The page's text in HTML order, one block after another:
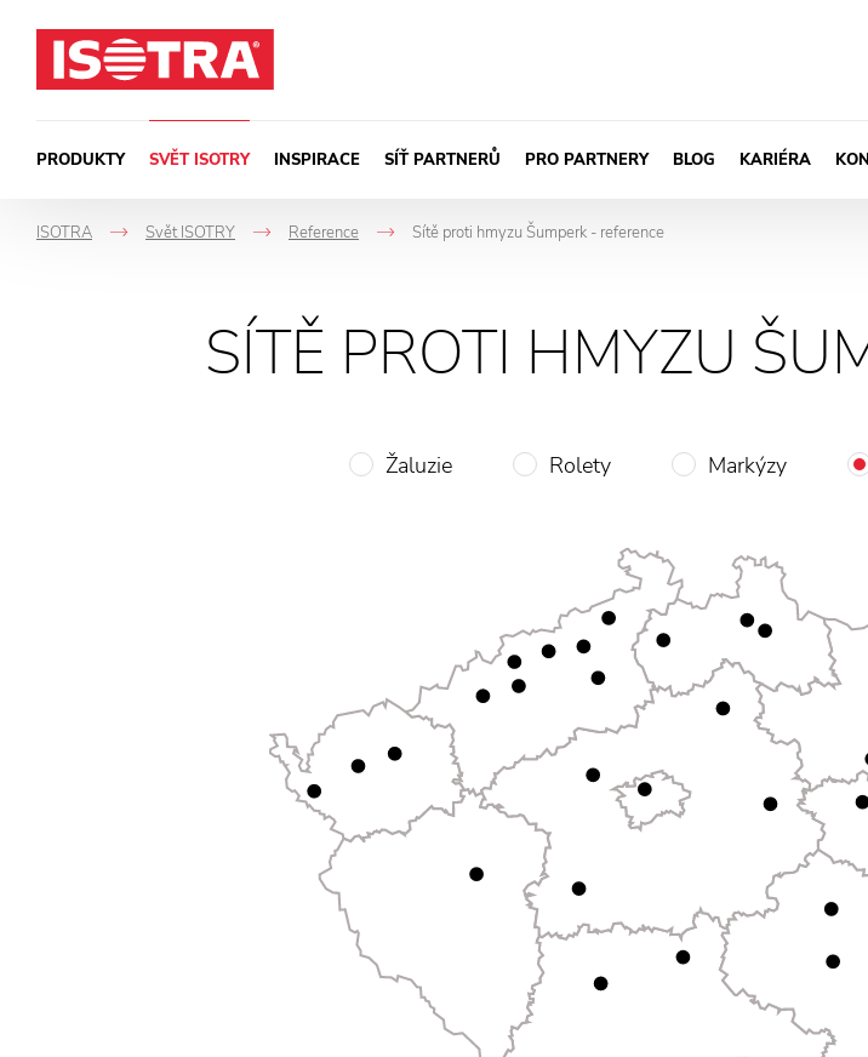
PRODUKTY SVĚT ISOTRY INSPIRACE SÍŤ PARTNERŮ PRO PARTNERY BLOG KARIÉRA
ISOTRA
->
Svět ISOTRY
->
Reference Sítě proti hmyzu Šumperk - reference
SÍTĚ PROTI HMYZU
Žaluzie Rolety Markýzy